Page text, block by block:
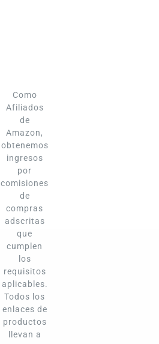
Como
Afiliados
de
Amazon,
obtenemos
ingresos
por
comisiones
de
compras
adscritas
que
cumplen
los
requisitos
aplicables.
Todos los
enlaces de
productos
llevan a